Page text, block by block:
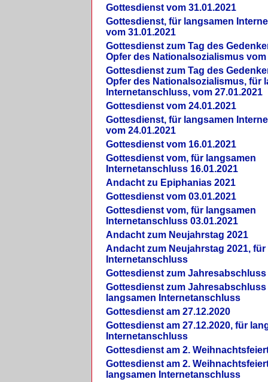
Gottesdienst vom 31.01.2021
Gottesdienst, für langsamen
vom 31.01.2021
Gottesdienst zum Tag des
Opfer des Nationalsozialismus vom
Gottesdienst zum Tag des
Opfer des Nationalsozialismus, für
Internetanschluss, vom 27.01.2021
Gottesdienst vom 24.01.2021
Gottesdienst, für langsamen
vom 24.01.2021
Gottesdienst vom 16.01.2021
Gottesdienst vom, für langsamen
Internetanschluss 16.01.2021
Andacht zu Epiphanias 2021
Gottesdienst vom 03.01.2021
Gottesdienst vom, für langsamen
Internetanschluss 03.01.2021
Andacht zum Neujahrstag 2021
Andacht zum Neujahrstag 2021,
Internetanschluss
Gottesdienst zum Jahresabschluss
Gottesdienst zum Jahresabschluss
langsamen Internetanschluss
Gottesdienst am 27.12.2020
Gottesdienst am 27.12.2020, für
Internetanschluss
Gottesdienst am 2.
Gottesdienst am 2.
langsamen Internetanschluss